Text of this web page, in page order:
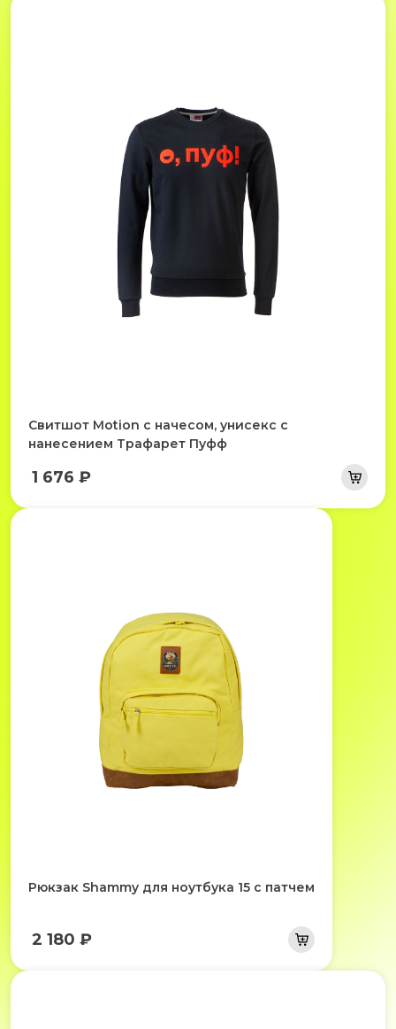
Свитшот Motion с начесом, унисекс с
нанесением Трафарет Пуфф
1 676 ₽
Рюкзак Shammy для ноутбука 15 с патчем
2 180 ₽